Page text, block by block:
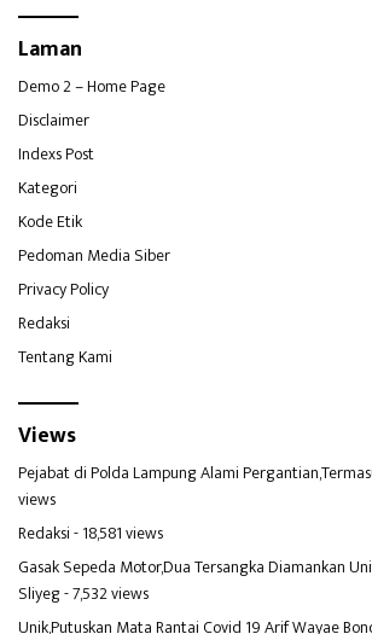
Laman
Demo 2 – Home Page
Disclaimer
Indexs Post
Kategori
Kode Etik
Pedoman Media Siber
Privacy Policy
Redaksi
Tentang Kami
Views
Pejabat di Polda Lampung Alami
views
Redaksi- 18,581 views
Gasak Sepeda Motor,Dua Tersangka Diamankan
Sliyeg- 7,532 views
Unik,Putuskan Mata Rantai Covid 19 Arif Wayae